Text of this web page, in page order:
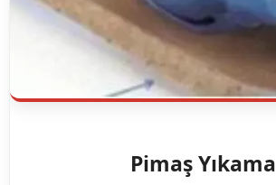
Pimaş Yıkama